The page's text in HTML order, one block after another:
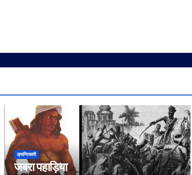
क्रान्तिकारी
जबरा पहाड़िया